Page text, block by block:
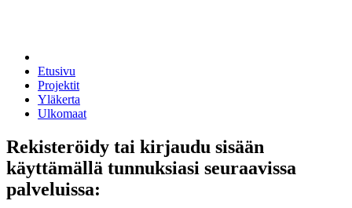
Etusivu
Projektit
Yläkerta
Ulkomaat
Rekisteröidy tai kirjaudu sisään
käyttämällä tunnuksiasi seuraavissa
palveluissa: